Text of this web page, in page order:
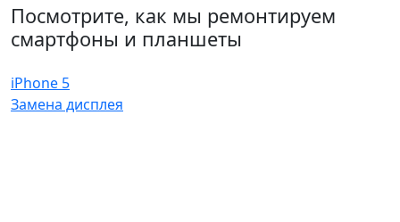
Посмотрите, как мы ремонтируем
смартфоны и планшеты
iPhone 5
Замена дисплея